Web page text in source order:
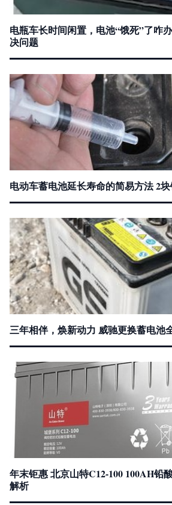
电瓶车长时间闲置，电池“饿死”了咋
决问题
电动车蓄电池延长寿命的简易方法 2块
三年相伴，焕新动力 威驰更换蓄电池
年末钜惠 北京山特C12-100 100AH铅
解析